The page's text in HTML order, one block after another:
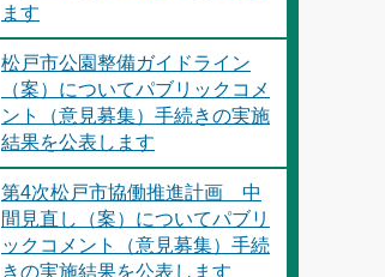
ます
松戸市公園整備ガイドライン
（案）についてパブリックコメ
ント（意見募集）手続きの実施
結果を公表します
第4次松戸市協働推進計画 中
間見直し（案）についてパブリ
ックコメント（意見募集）手続
きの実施結果を公表します